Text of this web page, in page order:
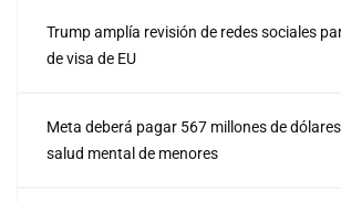
Trump amplía revisión de redes sociales
de visa de EU
Meta deberá pagar 567 millones de
salud mental de menores